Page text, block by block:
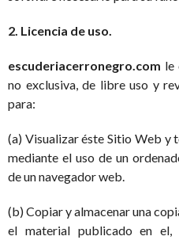
2. Licencia de uso.
escuderiacerronegro.com le
no exclusiva, de libre uso y
para:
(a) Visualizar éste Sitio Web y
mediante el uso de un
de un navegador web.
(b) Copiar y almacenar una
el material publicado en